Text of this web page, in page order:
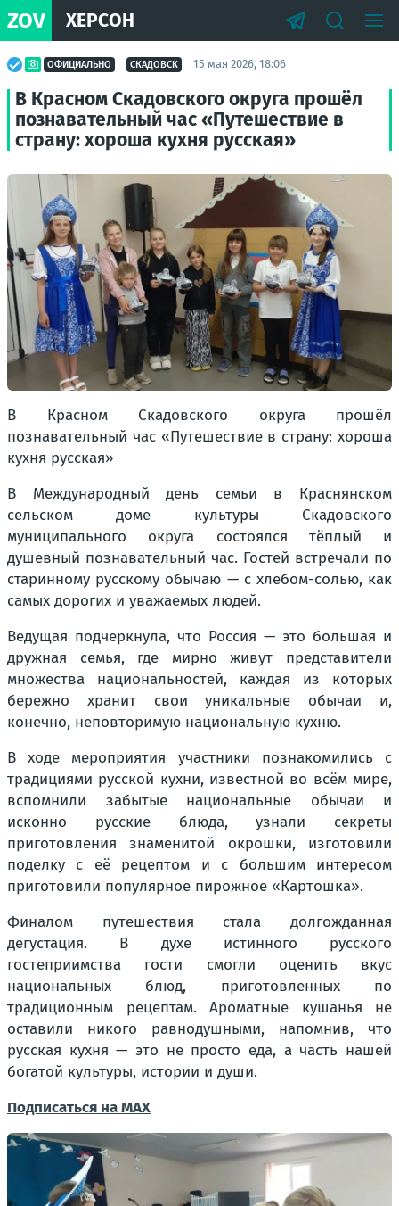
ZOV ХЕРСОН
ОФИЦИАЛЬНО СКАДОВСК 15 мая 2026, 18:06
В Красном Скадовского округа прошёл
познавательный час «Путешествие в
страну: хороша кухня русская»
В Красном Скадовского округа прошёл
познавательный час «Путешествие в страну: хороша
кухня русская»
В Международный день семьи в Краснянском
сельском доме культуры Скадовского
муниципального округа состоялся тёплый и
душевный познавательный час. Гостей встречали по
старинному русскому обычаю — с хлебом-солью, как
самых дорогих и уважаемых людей.
Ведущая подчеркнула, что Россия — это большая и
дружная семья, где мирно живут представители
множества национальностей, каждая из которых
бережно хранит свои уникальные обычаи и,
конечно, неповторимую национальную кухню.
В ходе мероприятия участники познакомились с
традициями русской кухни, известной во всём мире,
вспомнили забытые национальные обычаи и
исконно русские блюда, узнали секреты
приготовления знаменитой окрошки, изготовили
поделку с её рецептом и с большим интересом
приготовили популярное пирожное «Картошка».
Финалом путешествия стала долгожданная
дегустация. В духе истинного русского
гостеприимства гости смогли оценить вкус
национальных блюд, приготовленных по
традиционным рецептам. Ароматные кушанья не
оставили никого равнодушными, напомнив, что
русская кухня — это не просто еда, а часть нашей
богатой культуры, истории и души.
Подписаться на MAX